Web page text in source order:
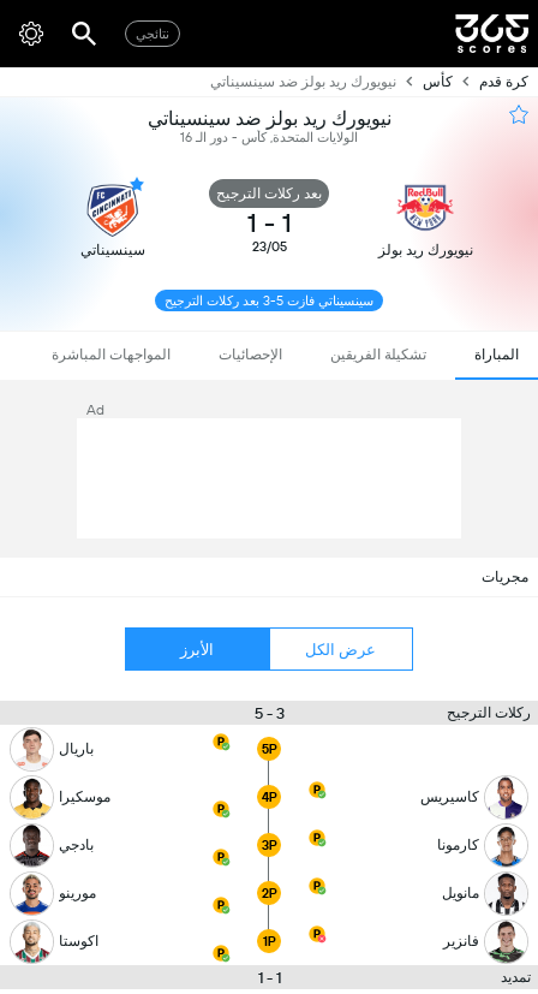
نتائجي
كرة قدم كأس نيويورك ريد بولز ضد سينسيناتي
نيويورك ريد بولز ضد سينسيناتي
الولايات المتحدة, كأس - دور الـ 16
نيويورك ريد بولز
بعد ركلات الترجيح
1
-
1
23/05 سينسيناتي
سينسيناتي فازت 5-3 بعد ركلات الترجيح
المباراة تشكيلة الفريقين الإحصائيات المواجهات المباشرة
Ad
مجريات
عرض الكل الأبرز
ركلات الترجيح 3 - 5
5P باريال
كاسيريس 4P موسكيرا
كارمونا 3P بادجي
مانويل 2P مورينو
فانزير 1P اكوستا
تمديد 1 - 1